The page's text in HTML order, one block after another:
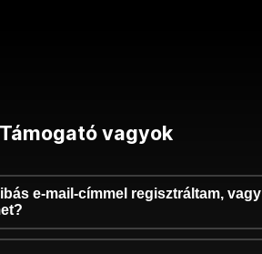
Támogató vagyok
e-mail-címmel regisztráltam, vagy